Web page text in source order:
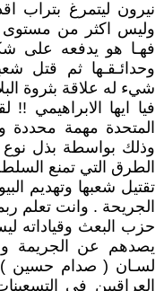
نيرون ليتمرغ بتراب
وليس اكثر من مستوى
فهـا هو يدفعه على
وحدائـقـها ثم قتل
شيء له علاقة بثروة
فيا ايها الابراهيمي
المتحدة مهمة
وذلك بواسطة بذل نوع
الطرق التي تمنع
تقتيل شعبها وتهديم
الجريحة . وانت تعلم
حزب البعث وقياداته
يصدهم عن الجريمة
لسـان ( صدام حسين )
العراقيين في